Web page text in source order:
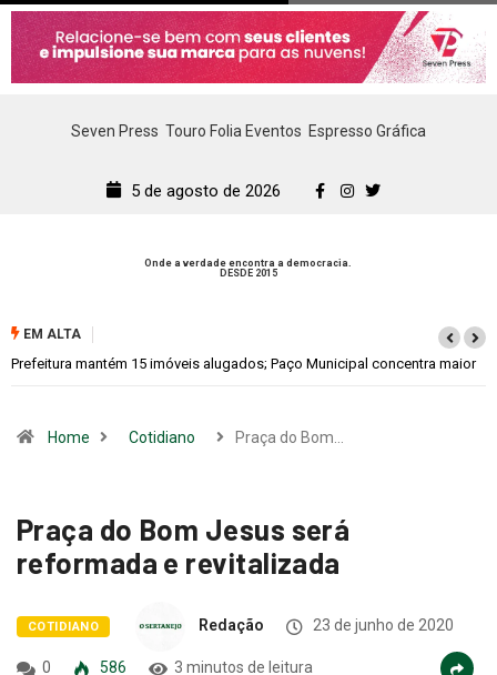
Seven Press Touro Folia Eventos Espresso Gráfica
5 de agosto de 2026
Onde a verdade encontra a democracia.
DESDE 2015
EM ALTA
Colina promove 1º Fórum de Turismo para discutir desenvolvimento
Home Cotidiano Praça do Bom…
Praça do Bom Jesus será
reformada e revitalizada
COTIDIANO Redação 23 de junho de 2020
0 586 3 minutos de leitura